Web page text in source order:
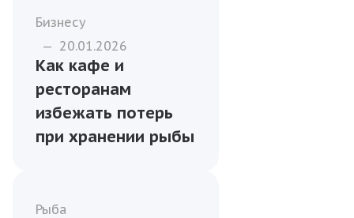
Бизнесу
— 20.01.2026
Как кафе и
ресторанам
избежать потерь
при хранении рыбы
Рыба